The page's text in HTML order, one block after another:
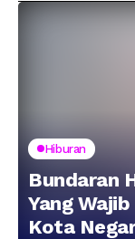
Wilayah
Hiburan
Bundaran
Yang
Kota